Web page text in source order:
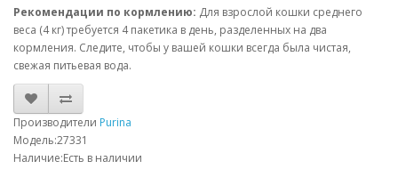
Рекомендации по кормлению: Для взрослой кошки среднего
веса (4 кг) требуется 4 пакетика в день, разделенных на два
кормления. Следите, чтобы у вашей кошки всегда была чистая,
свежая питьевая вода.
Производители Purina
Модель:27331
Наличие:Есть в наличии